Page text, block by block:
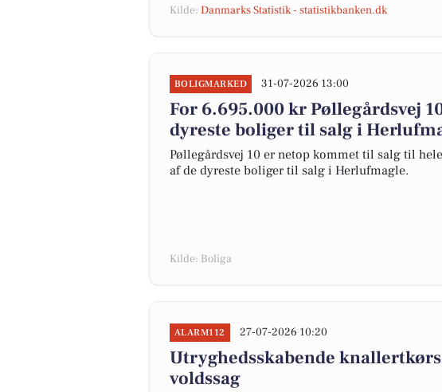
Kilde: Danmarks Statistik - statistikbanken.dk
BOLIGMARKED 31-07-2026 13:00
For 6.695.000 kr Pøllegårdsvej
dyreste boliger til salg i
Pøllegårdsvej 10 er netop kommet til salg til
af de dyreste boliger til salg i Herlufmagle.
Kilde: Boliga
ALARM112 27-07-2026 10:20
Utryghedsskabende
voldssag